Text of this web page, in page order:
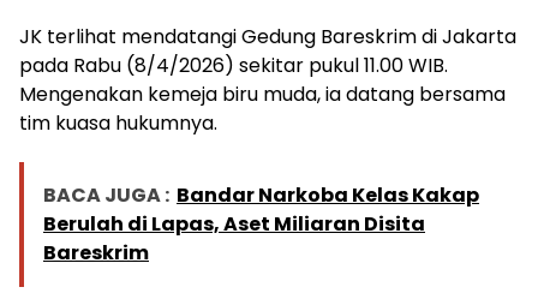
JK terlihat mendatangi Gedung Bareskrim di Jakarta
pada Rabu (8/4/2026) sekitar pukul 11.00 WIB.
Mengenakan kemeja biru muda, ia datang bersama
tim kuasa hukumnya.
BACA JUGA : Bandar Narkoba Kelas Kakap
Berulah di Lapas, Aset Miliaran Disita
Bareskrim